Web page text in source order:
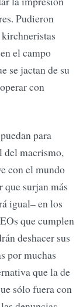
Pudieron
el campo
se jactan de su
con
para
del macrismo,
con el mundo
que surjan más
igual– en los
que cumplen
deshacer sus
por muchas
que la de
sólo fuera con